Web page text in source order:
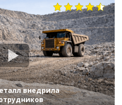
внедрила